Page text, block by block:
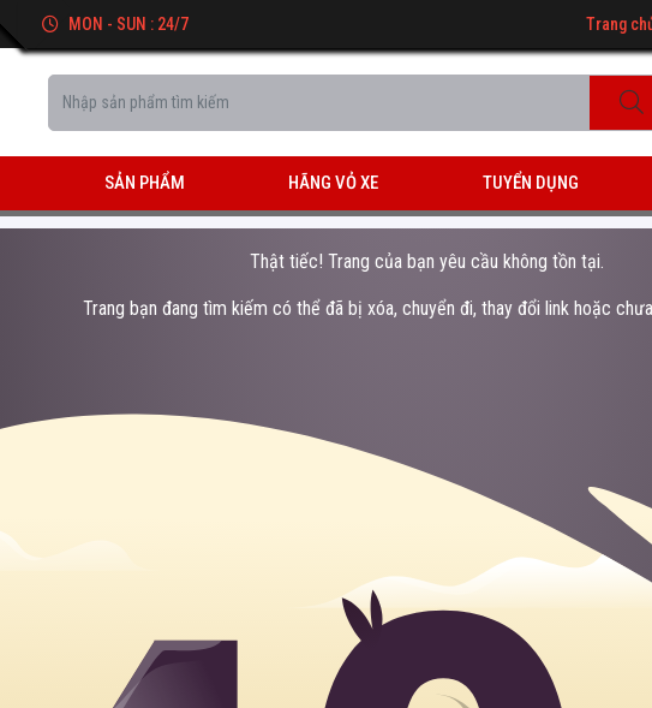
MON - SUN : 24/7 Trang
SẢN PHẨM HÃNG VỎ XE TUYỂN DỤNG
Thật tiếc! Trang của bạn yêu cầu không tồn tại.
Trang bạn đang tìm kiếm có thể đã bị xóa, chuyển đi, thay đổi link hoặc